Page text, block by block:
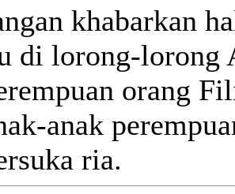
khabarkan
di lorong-lorong
orang
anak
ria.